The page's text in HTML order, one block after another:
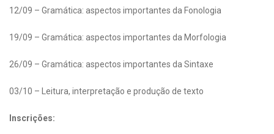
12/09 – Gramática: aspectos importantes da Fonologia
19/09 – Gramática: aspectos importantes da Morfologia
26/09 – Gramática: aspectos importantes da Sintaxe
03/10 – Leitura, interpretação e produção de texto
Inscrições: